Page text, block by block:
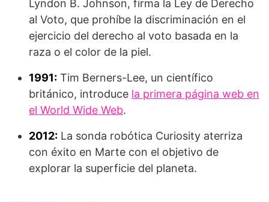
Lyndon B. Johnson, firma la Ley de Derecho
al Voto, que prohíbe la discriminación en el
ejercicio del derecho al voto basada en la
raza o el color de la piel.
1991: Tim Berners-Lee, un científico
británico, introduce la primera página web en
el World Wide Web.
2012: La sonda robótica Curiosity aterriza
con éxito en Marte con el objetivo de
explorar la superficie del planeta.